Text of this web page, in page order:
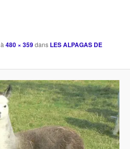
à480 × 359dans LES ALPAGAS DE